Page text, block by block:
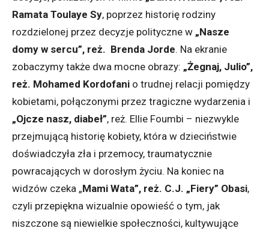
Ramata Toulaye Sy, poprzez historię rodziny
rozdzielonej przez decyzje polityczne w „Nasze
domy w sercu”, reż. Brenda Jorde. Na ekranie
zobaczymy także dwa mocne obrazy: „Żegnaj, Julio”,
reż. Mohamed Kordofani o trudnej relacji pomiędzy
kobietami, połączonymi przez tragiczne wydarzenia i
„Ojcze nasz, diabeł”, reż. Ellie Foumbi – niezwykle
przejmującą historię kobiety, która w dzieciństwie
doświadczyła zła i przemocy, traumatycznie
powracających w dorosłym życiu. Na koniec na
widzów czeka „Mami Wata”, reż. C.J. „Fiery” Obasi,
czyli przepiękna wizualnie opowieść o tym, jak
niszczone są niewielkie społeczności, kultywujące